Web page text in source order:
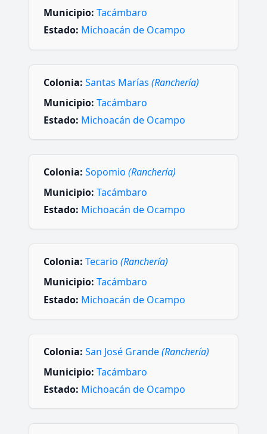
Municipio: Tacámbaro
Estado: Michoacán de Ocampo
Colonia: Santas Marías (Ranchería)
Municipio: Tacámbaro
Estado: Michoacán de Ocampo
Colonia: Sopomio (Ranchería)
Municipio: Tacámbaro
Estado: Michoacán de Ocampo
Colonia: Tecario (Ranchería)
Municipio: Tacámbaro
Estado: Michoacán de Ocampo
Colonia: San José Grande(Ranchería)
Municipio: Tacámbaro
Estado: Michoacán de Ocampo